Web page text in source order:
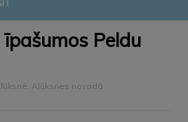
Peldu
Alūksnes novadā